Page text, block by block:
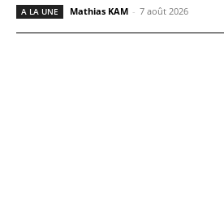
A LA UNE Mathias KAM - 7 août 2026